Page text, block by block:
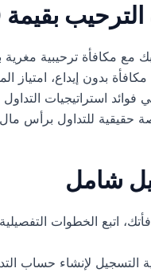
بقيمة 100 دولار
بدون إيداع،
استراتيجيات
حقيقية للتداول برأس
شامل
اتبع الخطوات التفصيلية
التسجيل لإنشاء حساب